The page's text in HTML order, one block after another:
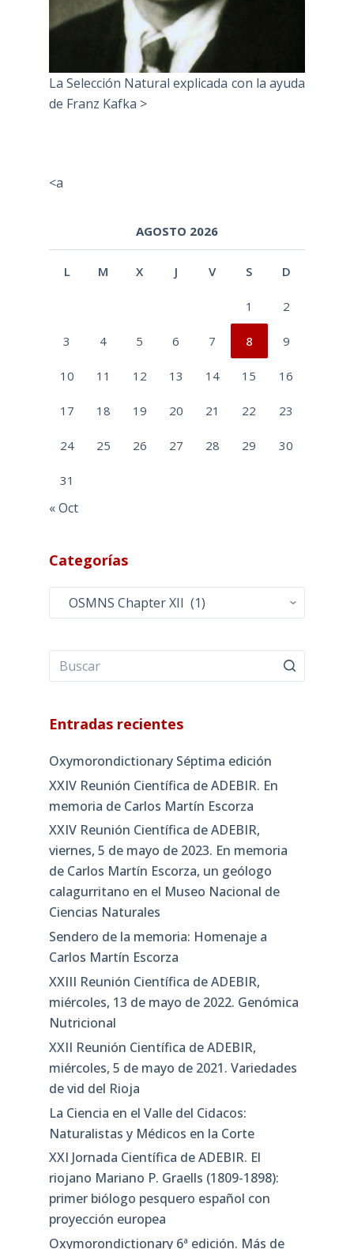
La Selección Natural explicada con la ayuda
de Franz Kafka >
<a
AGOSTO 2026
L M X J V S D
1 2
3 4 5 6 7 8 9
10 11 12 13 14 15 16
17 18 19 20 21 22 23
24 25 26 27 28 29 30
31
« Oct
Categorías
Categorías
Entradas recientes
Oxymorondictionary Séptima edición
XXIV Reunión Científica de ADEBIR. En
memoria de Carlos Martín Escorza
XXIV Reunión Científica de ADEBIR,
viernes, 5 de mayo de 2023. En memoria
de Carlos Martín Escorza, un geólogo
calagurritano en el Museo Nacional de
Ciencias Naturales
Sendero de la memoria: Homenaje a
Carlos Martín Escorza
XXIII Reunión Científica de ADEBIR,
miércoles, 13 de mayo de 2022. Genómica
Nutricional
XXII Reunión Científica de ADEBIR,
miércoles, 5 de mayo de 2021. Variedades
de vid del Rioja
La Ciencia en el Valle del Cidacos:
Naturalistas y Médicos en la Corte
XXI Jornada Científica de ADEBIR. El
riojano Mariano P. Graells (1809-1898):
primer biólogo pesquero español con
proyección europea
Oxymorondictionary 6ª edición. Más de